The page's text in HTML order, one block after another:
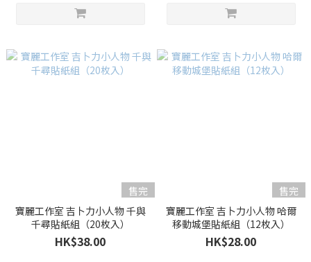
售完
寶麗工作室 吉卜力小人物 千與
千尋貼紙組（20枚入）
HK$38.00
售完
寶麗工作室 吉卜力小人物 哈爾
移動城堡貼紙組（12枚入）
HK$28.00